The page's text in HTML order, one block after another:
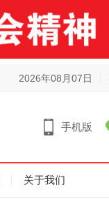
2026年08月07日
手机版
关于我们